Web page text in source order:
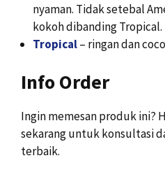
nyaman. Tidak setebal
kokoh dibanding Tropical.
Tropical– ringan dan
Info Order
Ingin memesan produk ini?
sekarang untuk konsultasi
terbaik.